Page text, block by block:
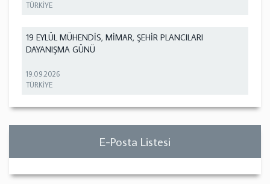
TÜRKİYE
19 EYLÜL MÜHENDİS, MİMAR, ŞEHİR PLANCILARI
DAYANIŞMA GÜNÜ
19.09.2026
TÜRKİYE
E-Posta Listesi